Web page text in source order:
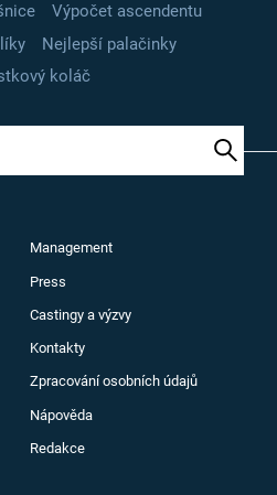
Výpočet ascendentu
Nejlepší palačinky
koláč
Management
Press
Castingy a výzvy
Kontakty
Zpracování osobních údajů
Nápověda
Redakce